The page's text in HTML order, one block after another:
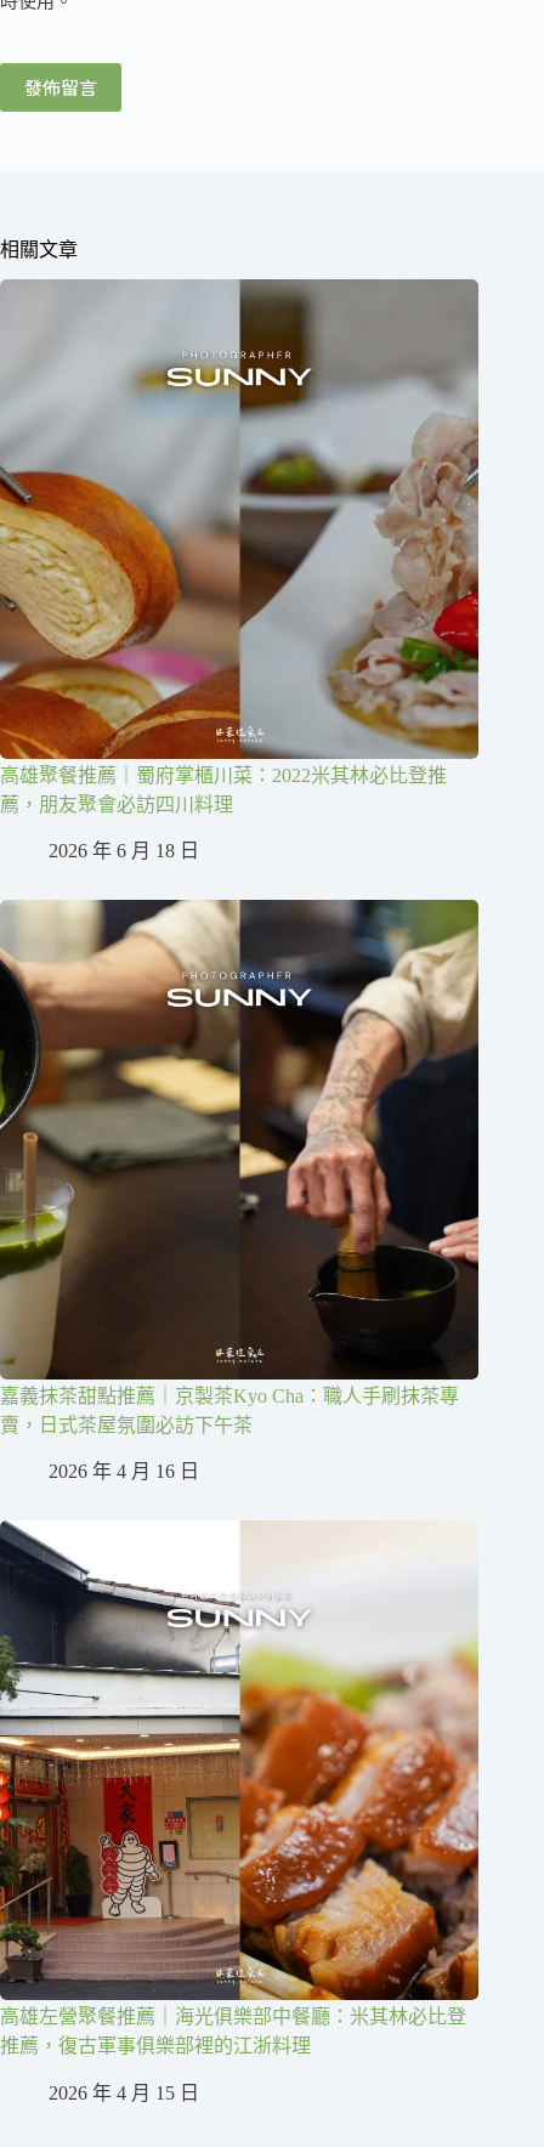
發佈留言
相關文章
高雄聚餐推薦｜蜀府掌櫃川菜：2022米其林必比登推
薦，朋友聚會必訪四川料理
2026 年 6 月 18 日
嘉義抹茶甜點推薦｜京製茶Kyo Cha：職人手刷抹茶專
賣，日式茶屋氛圍必訪下午茶
2026 年 4 月 16 日
高雄左營聚餐推薦｜海光俱樂部中餐廳：米其林必比登
推薦，復古軍事俱樂部裡的江浙料理
2026 年 4 月 15 日